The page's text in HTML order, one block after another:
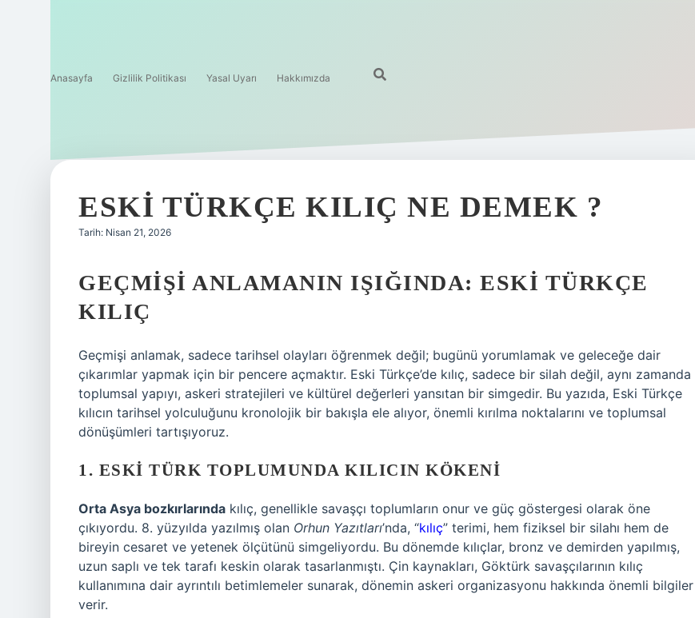
Anasayfa Gizlilik Politikası Yasal Uyarı Hakkımızda
ESKI TÜRKÇE KILIÇ NE DEMEK ?
Tarih: Nisan 21, 2026
GEÇMIŞI ANLAMANIN IŞIĞINDA: ESKI TÜRKÇE
KILIÇ
Geçmişi anlamak, sadece tarihsel olayları öğrenmek değil; bugünü yorumlamak ve geleceğe dair
çıkarımlar yapmak için bir pencere açmaktır. Eski Türkçe’de kılıç, sadece bir silah değil, aynı zamanda
toplumsal yapıyı, askeri stratejileri ve kültürel değerleri yansıtan bir simgedir. Bu yazıda, Eski Türkçe
kılıcın tarihsel yolculuğunu kronolojik bir bakışla ele alıyor, önemli kırılma noktalarını ve toplumsal
dönüşümleri tartışıyoruz.
1. ESKI TÜRK TOPLUMUNDA KILICIN KÖKENI
Orta Asya bozkırlarında kılıç, genellikle savaşçı toplumların onur ve güç göstergesi olarak öne
çıkıyordu. 8. yüzyılda yazılmış olan Orhun Yazıtları’nda, “kılıç” terimi, hem fiziksel bir silahı hem de
bireyin cesaret ve yetenek ölçütünü simgeliyordu. Bu dönemde kılıçlar, bronz ve demirden yapılmış,
uzun saplı ve tek tarafı keskin olarak tasarlanmıştı. Çin kaynakları, Göktürk savaşçılarının kılıç
kullanımına dair ayrıntılı betimlemeler sunarak, dönemin askeri organizasyonu hakkında önemli bilgiler
verir.